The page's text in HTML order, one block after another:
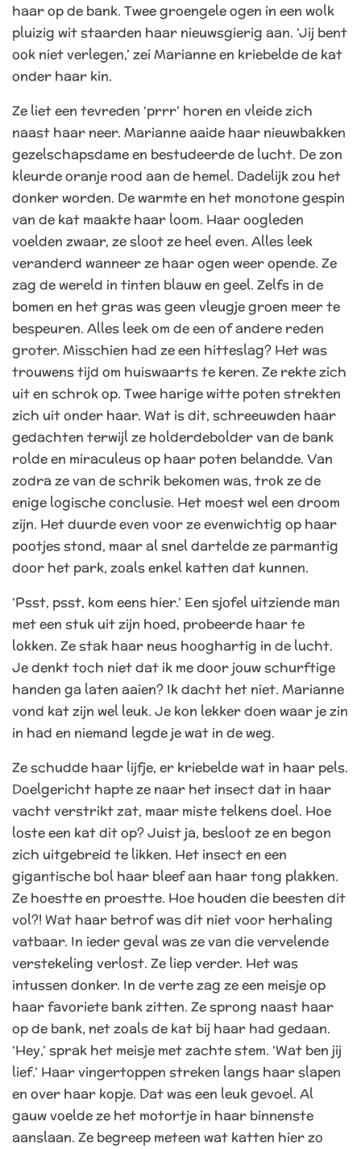
haar op de bank. Twee groengele ogen in een wolk
pluizig wit staarden haar nieuwsgierig aan. ‘Jij bent
ook niet verlegen,’ zei Marianne en kriebelde de kat
onder haar kin.
Ze liet een tevreden ‘prrr’ horen en vleide zich
naast haar neer. Marianne aaide haar nieuwbakken
gezelschapsdame en bestudeerde de lucht. De zon
kleurde oranje rood aan de hemel. Dadelijk zou het
donker worden. De warmte en het monotone gespin
van de kat maakte haar loom. Haar oogleden
voelden zwaar, ze sloot ze heel even. Alles leek
veranderd wanneer ze haar ogen weer opende. Ze
zag de wereld in tinten blauw en geel. Zelfs in de
bomen en het gras was geen vleugje groen meer te
bespeuren. Alles leek om de een of andere reden
groter. Misschien had ze een hitteslag? Het was
trouwens tijd om huiswaarts te keren. Ze rekte zich
uit en schrok op. Twee harige witte poten strekten
zich uit onder haar. Wat is dit, schreeuwden haar
gedachten terwijl ze holderdebolder van de bank
rolde en miraculeus op haar poten belandde. Van
zodra ze van de schrik bekomen was, trok ze de
enige logische conclusie. Het moest wel een droom
zijn. Het duurde even voor ze evenwichtig op haar
pootjes stond, maar al snel dartelde ze parmantig
door het park, zoals enkel katten dat kunnen.
‘Psst, psst, kom eens hier.’ Een sjofel uitziende man
met een stuk uit zijn hoed, probeerde haar te
lokken. Ze stak haar neus hooghartig in de lucht.
Je denkt toch niet dat ik me door jouw schurftige
handen ga laten aaien? Ik dacht het niet. Marianne
vond kat zijn wel leuk. Je kon lekker doen waar je zin
in had en niemand legde je wat in de weg.
Ze schudde haar lijfje, er kriebelde wat in haar pels.
Doelgericht hapte ze naar het insect dat in haar
vacht verstrikt zat, maar miste telkens doel. Hoe
loste een kat dit op? Juist ja, besloot ze en begon
zich uitgebreid te likken. Het insect en een
gigantische bol haar bleef aan haar tong plakken.
Ze hoestte en proestte. Hoe houden die beesten dit
vol?! Wat haar betrof was dit niet voor herhaling
vatbaar. In ieder geval was ze van die vervelende
verstekeling verlost. Ze liep verder. Het was
intussen donker. In de verte zag ze een meisje op
haar favoriete bank zitten. Ze sprong naast haar
op de bank, net zoals de kat bij haar had gedaan.
‘Hey,’ sprak het meisje met zachte stem. ‘Wat ben jij
lief.’ Haar vingertoppen streken langs haar slapen
en over haar kopje. Dat was een leuk gevoel. Al
gauw voelde ze het motortje in haar binnenste
aanslaan. Ze begreep meteen wat katten hier zo